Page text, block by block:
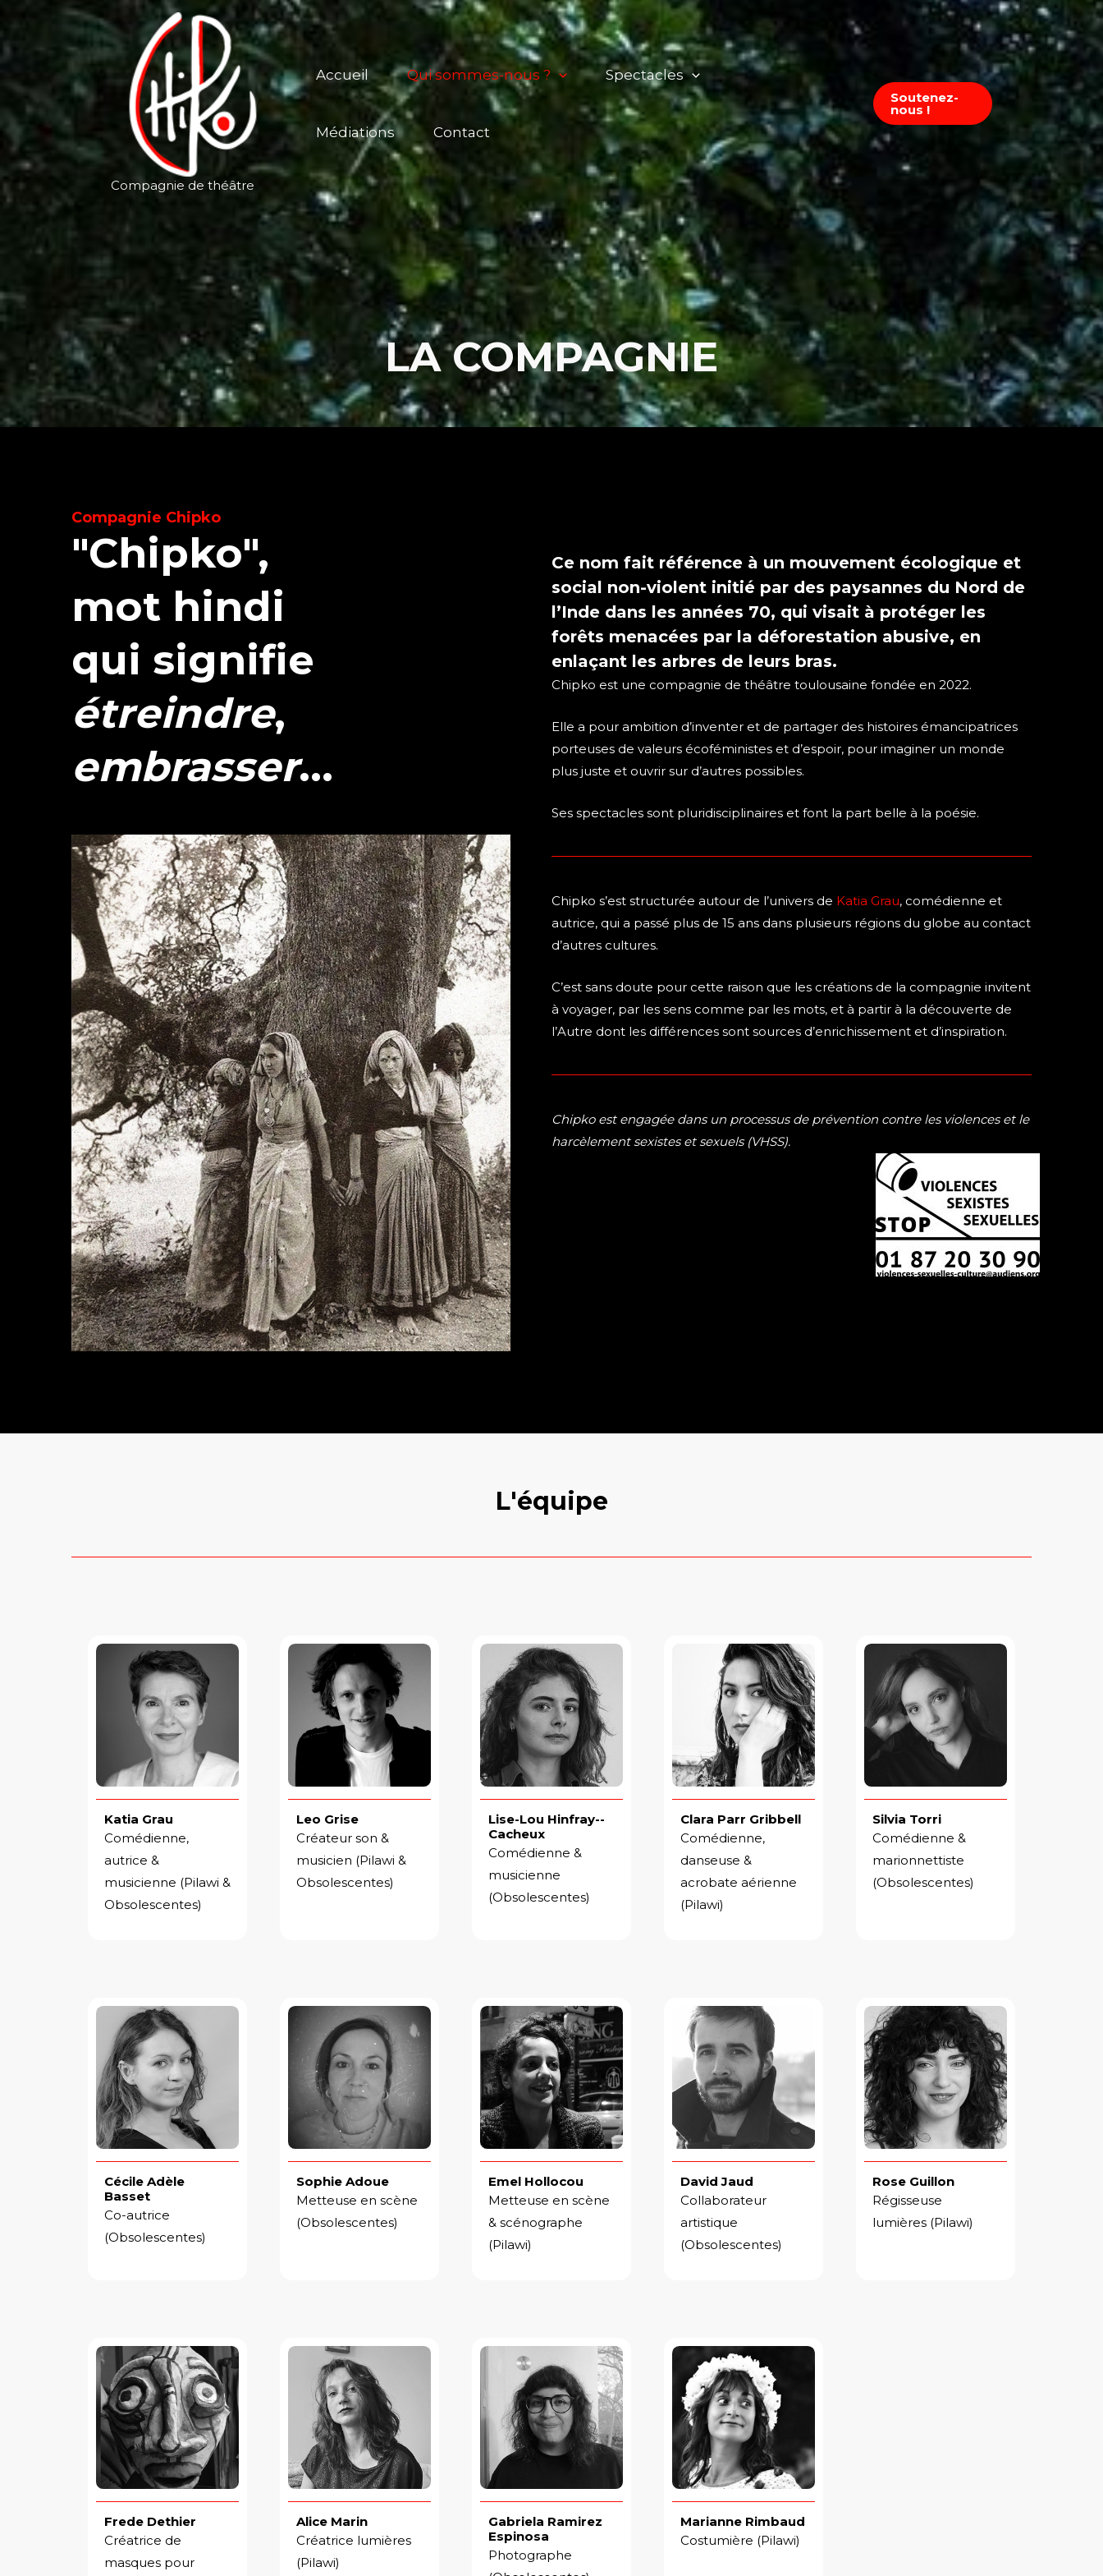
contenu
Compagnie de théâtre
Accueil Qui sommes-nous ? Spectacles
Médiations Contact
Soutenez-
nous !
LA COMPAGNIE
Compagnie Chipko
"Chipko",
mot hindi
qui signifie
étreindre,
embrasser...
Ce nom fait référence à un mouvement écologique et
social non-violent initié par des paysannes du Nord de
l’Inde dans les années 70, qui visait à protéger les
forêts menacées par la déforestation abusive, en
enlaçant les arbres de leurs bras.
Chipko est une compagnie de théâtre toulousaine fondée en 2022.
Elle a pour ambition d’inventer et de partager des histoires émancipatrices
porteuses de valeurs écoféministes et d’espoir, pour imaginer un monde
plus juste et ouvrir sur d’autres possibles.
Ses spectacles sont pluridisciplinaires et font la part belle à la poésie.
Chipko s’est structurée autour de l’univers de Katia Grau, comédienne et
autrice, qui a passé plus de 15 ans dans plusieurs régions du globe au contact
d’autres cultures.
C’est sans doute pour cette raison que les créations de la compagnie invitent
à voyager, par les sens comme par les mots, et à partir à la découverte de
l’Autre dont les différences sont sources d’enrichissement et d’inspiration.
Chipko est engagée dans un processus de prévention contre les violences et le
harcèlement sexistes et sexuels (VHSS).
L'équipe
Katia Grau
Comédienne,
autrice &
musicienne (Pilawi &
Obsolescentes)
Leo Grise
Créateur son &
musicien (Pilawi &
Obsolescentes)
Lise-Lou Hinfray--
Cacheux
Comédienne &
musicienne
(Obsolescentes)
Clara Parr Gribbell
Comédienne,
danseuse &
acrobate aérienne
(Pilawi)
Silvia Torri
Comédienne &
marionnettiste
(Obsolescentes)
Cécile Adèle
Basset
Co-autrice
(Obsolescentes)
Sophie Adoue
Metteuse en scène
(Obsolescentes)
Emel Hollocou
Metteuse en scène
& scénographe
(Pilawi)
David Jaud
Collaborateur
artistique
(Obsolescentes)
Rose Guillon
Régisseuse
lumières (Pilawi)
Frede Dethier
Créatrice de
masques pour
Alice Marin
Créatrice lumières
(Pilawi)
Gabriela Ramirez
Espinosa
Photographe
Marianne Rimbaud
Costumière (Pilawi)